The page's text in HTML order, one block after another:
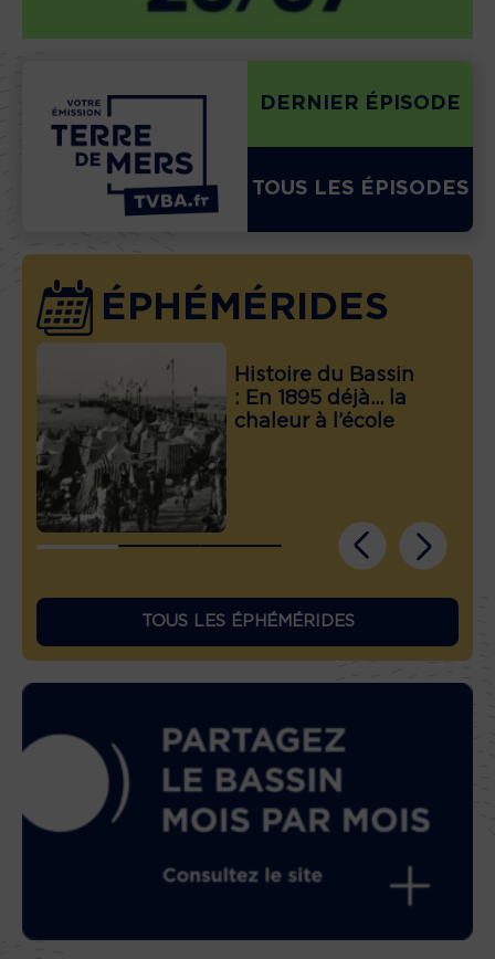
DERNIER ÉPISODE
TOUS LES ÉPISODES
ÉPHÉMÉRIDES
Histoire du Bassin
: En 1895 déjà… la
chaleur à l’école
TOUS LES ÉPHÉMÉRIDES